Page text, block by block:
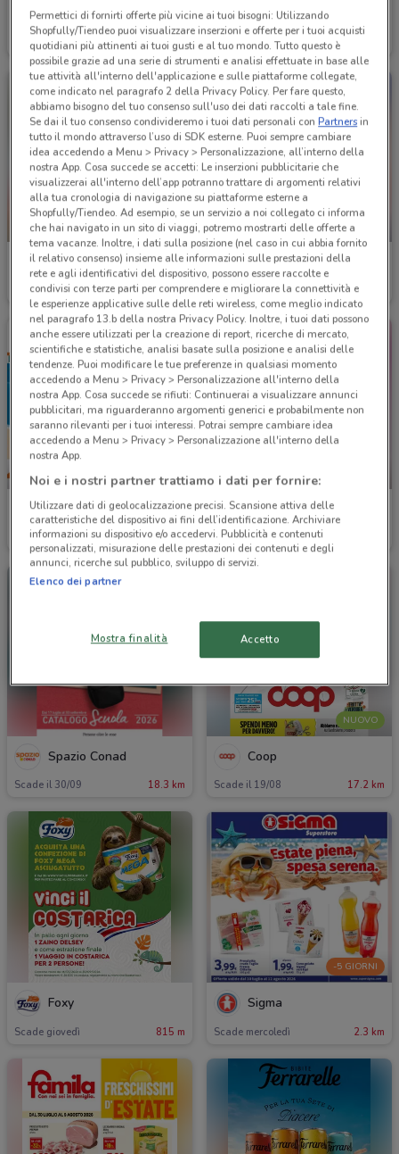
Aldi
Scade domenica 2 km
Conad
Scade martedì
-5 GIORNI
Ipercoop
Scade mercoledì 20.5 km
-5 GIORNI
Sigma
Scade mercoledì 5.4 km
Conad Superstore
Scade martedì 21.8 km
Conad City
Scade martedì
Spazio Conad
Scade il 30/09 18.3 km
NUOVO
Coop
Scade il 19/08 17.2 km
Foxy
Scade giovedì 815 m
-5 GIORNI
Sigma
Scade mercoledì 2.3 km
Permettici di fornirti offerte più vicine ai tuoi bisogni: Utilizzando
Shopfully/Tiendeo puoi visualizzare inserzioni e offerte per i tuoi acquisti
quotidiani più attinenti ai tuoi gusti e al tuo mondo. Tutto questo è
possibile grazie ad una serie di strumenti e analisi effettuate in base alle
tue attività all'interno dell'applicazione e sulle piattaforme collegate,
come indicato nel paragrafo 2 della Privacy Policy. Per fare questo,
abbiamo bisogno del tuo consenso sull'uso dei dati raccolti a tale fine.
Se dai il tuo consenso condivideremo i tuoi dati personali conPartnersin
tutto il mondo attraverso l’uso di SDK esterne. Puoi sempre cambiare
idea accedendo a Menu > Privacy > Personalizzazione, all’interno della
nostra App. Cosa succede se accetti: Le inserzioni pubblicitarie che
visualizzerai all'interno dell’app potranno trattare di argomenti relativi
alla tua cronologia di navigazione su piattaforme esterne a
Shopfully/Tiendeo. Ad esempio, se un servizio a noi collegato ci informa
che hai navigato in un sito di viaggi, potremo mostrarti delle offerte a
tema vacanze. Inoltre, i dati sulla posizione (nel caso in cui abbia fornito
il relativo consenso) insieme alle informazioni sulle prestazioni della
rete e agli identificativi del dispositivo, possono essere raccolte e
condivisi con terze parti per comprendere e migliorare la connettività e
le esperienze applicative sulle delle reti wireless, come meglio indicato
nel paragrafo 13.b della nostra Privacy Policy. Inoltre, i tuoi dati possono
anche essere utilizzati per la creazione di report, ricerche di mercato,
scientifiche e statistiche, analisi basate sulla posizione e analisi delle
tendenze. Puoi modificare le tue preferenze in qualsiasi momento
accedendo a Menu > Privacy > Personalizzazione all'interno della
nostra App. Cosa succede se rifiuti: Continuerai a visualizzare annunci
pubblicitari, ma riguarderanno argomenti generici e probabilmente non
saranno rilevanti per i tuoi interessi. Potrai sempre cambiare idea
accedendo a Menu > Privacy > Personalizzazione all'interno della
nostra App.
Noi e i nostri partner trattiamo i dati per fornire:
Utilizzare dati di geolocalizzazione precisi. Scansione attiva delle
caratteristiche del dispositivo ai fini dell’identificazione. Archiviare
informazioni su dispositivo e/o accedervi. Pubblicità e contenuti
personalizzati, misurazione delle prestazioni dei contenuti e degli
annunci, ricerche sul pubblico, sviluppo di servizi.
Elenco dei partner
Mostra finalità Accetto